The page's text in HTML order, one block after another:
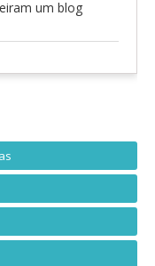
um blog